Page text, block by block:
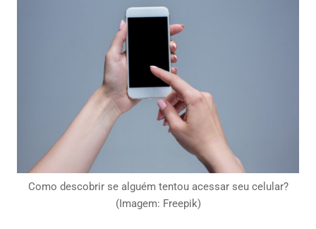
Como descobrir se alguém tentou acessar seu celular?
(Imagem: Freepik)